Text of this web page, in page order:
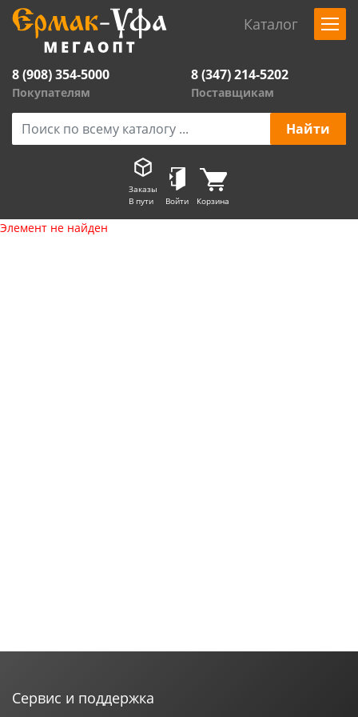
Каталог
8 (908) 354-5000
Покупателям
8 (347) 214-5202
Поставщикам
Заказы
В пути
Войти Корзина
Элемент не найден
Сервис и поддержка